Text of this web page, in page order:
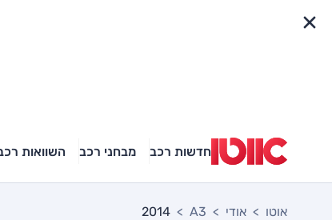
חדשות רכב מבחני רכב השוואות
אוטו אודי A3
2014